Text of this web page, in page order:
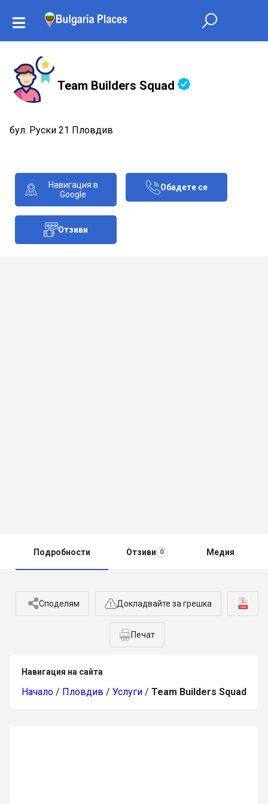
Team Builders Squad
бул. Руски 21 Пловдив
Навигация в
Google
Обадете се
Отзиви
Подробности Отзиви 0 Медия
Споделям Докладвайте за грешка
Печат
Навигация на сайта
Начало / Пловдив / Услуги / Team Builders Squad